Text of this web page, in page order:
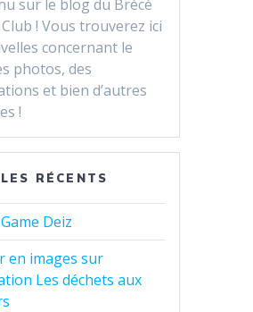
sur le blog du Brécé
! Vous trouverez ici
concernant le
photos, des
et bien d’autres
!
RÉCENTS
Deiz
en images sur
Les déchets aux